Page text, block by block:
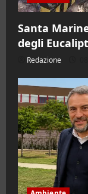
Santa
degli
Redazione